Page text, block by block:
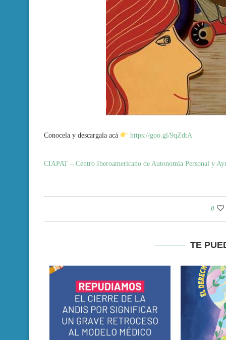
Conocela y descargala acá https://goo.gl/9qZdtA
CIAPAT – Centro Iberoamericano de Autonomía Personal y
0
TE